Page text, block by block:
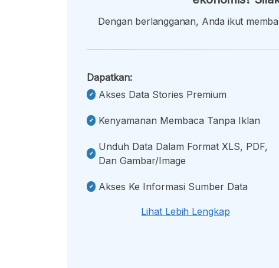
Dengan berlangganan, Anda ikut
Dapatkan:
Akses Data Stories Premium
Kenyamanan Membaca Tanpa Iklan
Unduh Data Dalam Format XLS, PDF,
Dan Gambar/image
Akses Ke Informasi Sumber Data
Lihat Lebih Lengkap